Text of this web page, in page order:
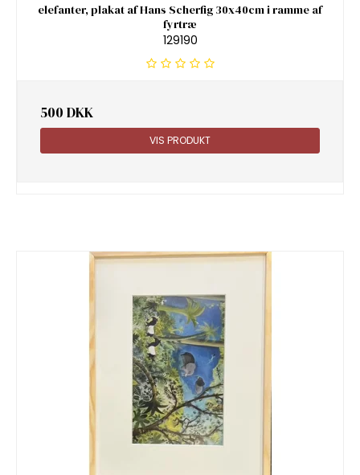
elefanter, plakat af Hans Scherfig 30x40cm i ramme af
fyrtræ
129190
500 DKK
VIS PRODUKT